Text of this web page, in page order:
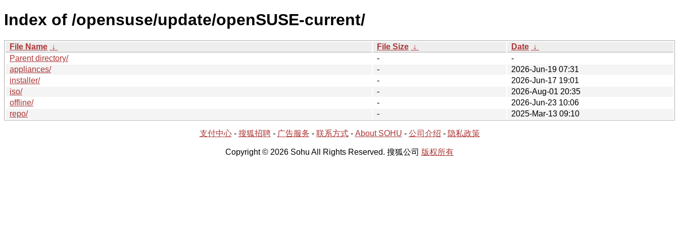
Index of /opensuse/update/openSUSE-current/
File Name ↓ File Size ↓ Date ↓
Parent directory/
-
-
appliances/
-
2026-Jun-19 07:31
installer/
-
2026-Jun-17 19:01
iso/
-
2026-Aug-01 20:35
offline/
-
2026-Jun-23 10:06
repo/
- 2025-Mar-13 09:10
支付中心- 搜狐招聘- 广告服务 - 联系方式- About SOHU - 公司介绍 - 隐私政策
Copyright © 2026 Sohu All Rights Reserved. 搜狐公司 版权所有